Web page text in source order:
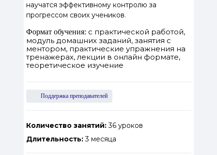
научатся эффективному контролю за
прогрессом своих учеников.
Формат обучения: с практической работой,
модуль домашних заданий, занятия с
ментором, практические упражнения на
тренажерах, лекции в онлайн формате,
теоретическое изучение
Поддержка преподавателей
Количество занятий:36 уроков
Длительность:3 месяца